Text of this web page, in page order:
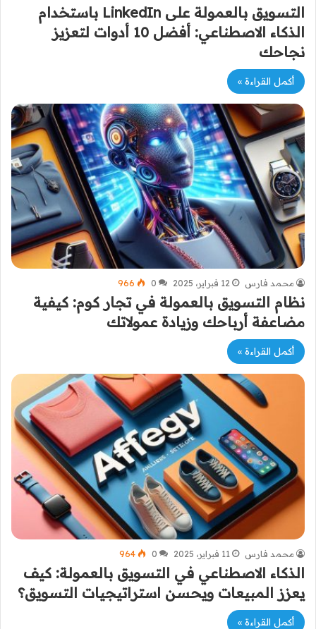
التسويق بالعمولة على LinkedIn باستخدام
الذكاء الاصطناعي: أفضل 10 أدوات لتعزيز
نجاحك
أكمل القراءة »
محمد فارس 12 فبراير، 2025 0
966
نظام التسويق بالعمولة في تجار كوم: كيفية
مضاعفة أرباحك وزيادة عمولاتك
أكمل القراءة »
محمد فارس 11 فبراير، 2025 0
964
الذكاء الاصطناعي في التسويق بالعمولة: كيف
يعزز المبيعات ويحسن استراتيجيات التسويق؟
أكمل القراءة »